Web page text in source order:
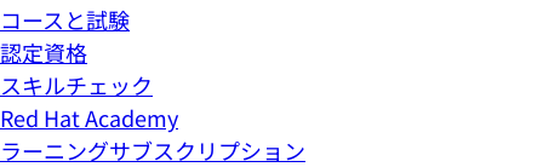
コースと試験
認定資格
スキルチェック
Red Hat Academy
ラーニングサブスクリプション